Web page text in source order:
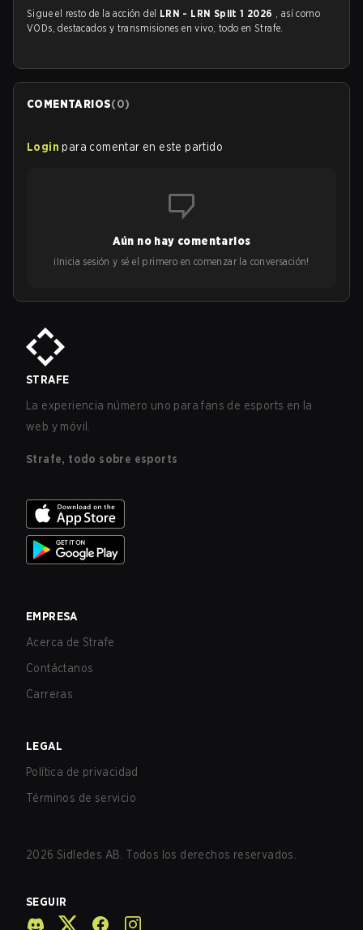
Sigue el resto de la acción del LRN - LRN Split 1 2026 , así como
VODs, destacados y transmisiones en vivo, todo en Strafe.
COMENTARIOS(0)
Login para comentar en este partido
Aún no hay comentarios
¡Inicia sesión y sé el primero en comenzar la conversación!
STRAFE
La experiencia número uno para fans de esports en la
web y móvil.
Strafe, todo sobre esports
EMPRESA
Acerca de Strafe
Contáctanos
Carreras
LEGAL
Política de privacidad
Términos de servicio
2026 Sidledes AB. Todos los derechos reservados.
SEGUIR